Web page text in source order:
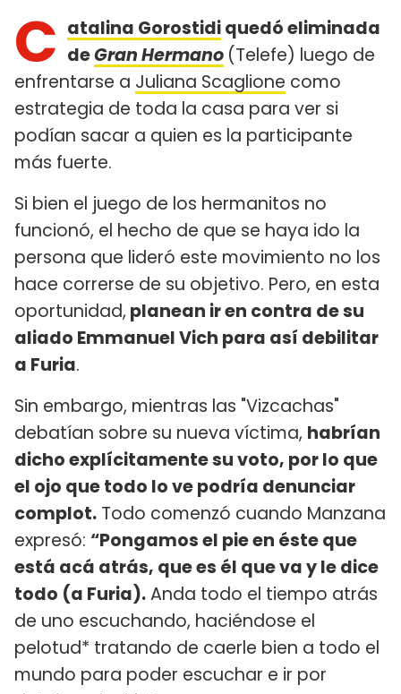
C atalina Gorostidiquedó eliminada
deGran Hermano (Telefe) luego de
enfrentarse a Juliana Scaglione como
estrategia de toda la casa para ver si
podían sacar a quien es la participante
más fuerte.
Si bien el juego de los hermanitos no
funcionó, el hecho de que se haya ido la
persona que lideró este movimiento no los
hace correrse de su objetivo. Pero, en esta
oportunidad, planean ir en contra de su
aliado Emmanuel Vich para así debilitar
a Furia.
Sin embargo, mientras las "Vizcachas"
debatían sobre su nueva víctima, habrían
dicho explícitamente su voto, por lo que
el ojo que todo lo ve podría denunciar
complot. Todo comenzó cuando Manzana
expresó: “Pongamos el pie en éste que
está acá atrás, que es él que va y le dice
todo (a Furia).Anda todo el tiempo atrás
de uno escuchando, haciéndose el
pelotud* tratando de caerle bien a todo el
mundo para poder escuchar e ir por